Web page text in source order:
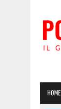
HOME